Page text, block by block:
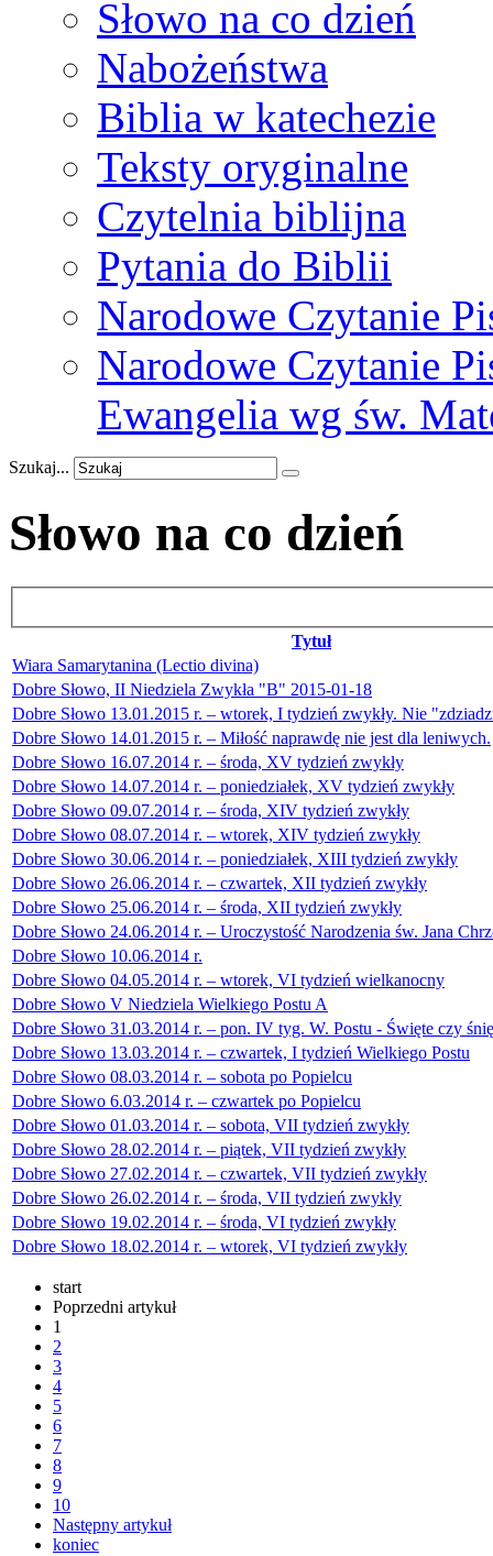
Słowo na co dzień
Nabożeństwa
Biblia w katechezie
Teksty oryginalne
Czytelnia biblijna
Pytania do Biblii
Narodowe Czytanie
Narodowe Czytanie
Ewangelia wg św.
Szukaj...
Słowo na co dzień
Tytuł
Wiara Samarytanina (Lectio divina)
Dobre Słowo, II Niedziela Zwykła "B" 2015-01-18
Dobre Słowo 13.01.2015 r. – wtorek, I tydzień zwykły. Nie
Dobre Słowo 14.01.2015 r. – Miłość naprawdę nie jest dla leniwych.
Dobre Słowo 16.07.2014 r. – środa, XV tydzień zwykły
Dobre Słowo 14.07.2014 r. – poniedziałek, XV tydzień zwykły
Dobre Słowo 09.07.2014 r. – środa, XIV tydzień zwykły
Dobre Słowo 08.07.2014 r. – wtorek, XIV tydzień zwykły
Dobre Słowo 30.06.2014 r. – poniedziałek, XIII tydzień zwykły
Dobre Słowo 26.06.2014 r. – czwartek, XII tydzień zwykły
Dobre Słowo 25.06.2014 r. – środa, XII tydzień zwykły
Dobre Słowo 24.06.2014 r. – Uroczystość Narodzenia św. Jana
Dobre Słowo 10.06.2014 r.
Dobre Słowo 04.05.2014 r. – wtorek, VI tydzień wielkanocny
Dobre Słowo V Niedziela Wielkiego Postu A
Dobre Słowo 31.03.2014 r. – pon. IV tyg. W. Postu - Święte czy
Dobre Słowo 13.03.2014 r. – czwartek, I tydzień Wielkiego Postu
Dobre Słowo 08.03.2014 r. – sobota po Popielcu
Dobre Słowo 6.03.2014 r. – czwartek po Popielcu
Dobre Słowo 01.03.2014 r. – sobota, VII tydzień zwykły
Dobre Słowo 28.02.2014 r. – piątek, VII tydzień zwykły
Dobre Słowo 27.02.2014 r. – czwartek, VII tydzień zwykły
Dobre Słowo 26.02.2014 r. – środa, VII tydzień zwykły
Dobre Słowo 19.02.2014 r. – środa, VI tydzień zwykły
Dobre Słowo 18.02.2014 r. – wtorek, VI tydzień zwykły
start
Poprzedni artykuł
1
2
3
4
5
6
7
8
9
10
Następny artykuł
koniec